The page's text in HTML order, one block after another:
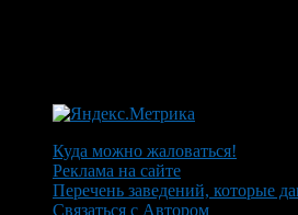
Куда можно жаловаться!
Реклама на сайте
Перечень заведений, которые
Связаться с Автором